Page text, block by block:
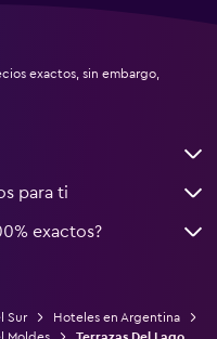
exactos, sin embargo,
para ti
exactos?
Sur
Hoteles en Argentina